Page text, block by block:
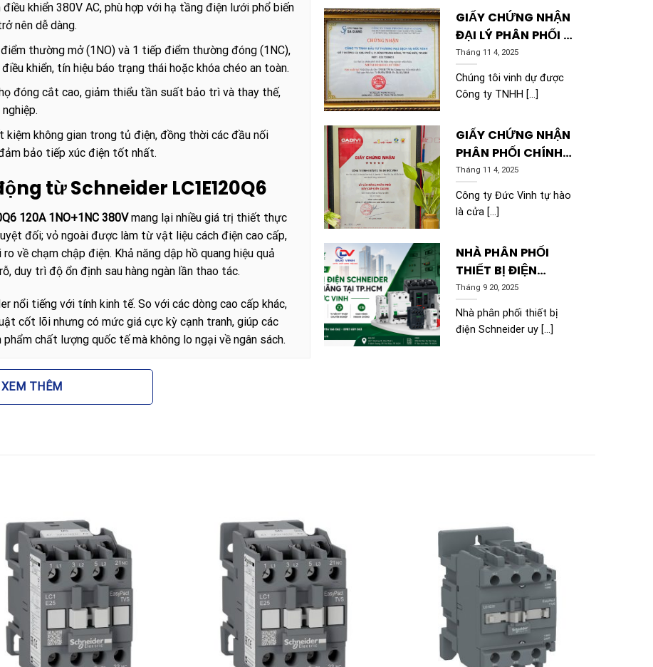
khiển 380V AC, phù hợp với hạ tầng điện lưới phổ biến
nên dễ dàng.
thường mở (1NO) và 1 tiếp điểm thường đóng (1NC),
khiển, tín hiệu báo trạng thái hoặc khóa chéo an toàn.
đóng cắt cao, giảm thiểu tần suất bảo trì và thay thế,
kiệm không gian trong tủ điện, đồng thời các đầu nối
bảo tiếp xúc điện tốt nhất.
từ Schneider LC1E120Q6
120A 1NO+1NC 380Vmang lại nhiều giá trị thiết thực
đối; vỏ ngoài được làm từ vật liệu cách điện cao cấp,
về chạm chập điện. Khả năng dập hồ quang hiệu quả
duy trì độ ổn định sau hàng ngàn lần thao tác.
nổi tiếng với tính kinh tế. So với các dòng cao cấp khác,
cốt lõi nhưng có mức giá cực kỳ cạnh tranh, giúp các
chất lượng quốc tế mà không lo ngại về ngân sách.
phẩm
Contactor Schneider LC1E120Q6
tải.
chiller, hệ thống thông gió và điều hòa không khí trung
gian trong các tủ MSB hoặc tủ phân phối tầng, đảm
Schneider chính
XEM THÊM
GIẤY CHỨNG NHẬN
ĐẠI LÝ PHÂN PHỐI TB
ĐIỆN CÔNG NGHIỆP
MITSUBISHI
ELECTRIC
Tháng 11 4, 2025
Chúng tôi vinh dự được
Công ty TNHH [...]
GIẤY CHỨNG NHẬN
PHÂN PHỐI CHÍNH
THỨC DÂY CÁP ĐIỆN
CADIVI
Tháng 11 4, 2025
Công ty Đức Vinh tự hào
là cửa [...]
NHÀ PHÂN PHỐI
THIẾT BỊ ĐIỆN
SCHNEIDER CHÍNH
HÃNG TẠI TP.HCM |
ĐỨC VINH
Tháng 9 20, 2025
Nhà phân phối thiết bị
điện Schneider uy [...]